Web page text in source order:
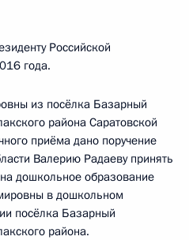
Российской
года.
из посёлка Базарный
района Саратовской
приёма дано поручение
Валерию Радаеву принять
дошкольное образование
в дошкольном
посёлка Базарный
района.